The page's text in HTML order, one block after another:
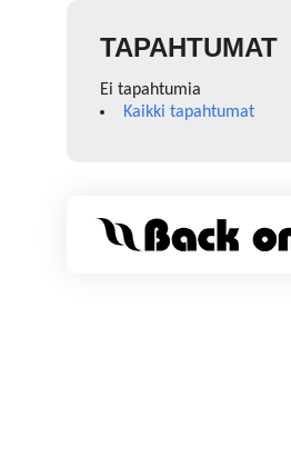
TAPAHTUMAT
Ei tapahtumia
Kaikki tapahtumat